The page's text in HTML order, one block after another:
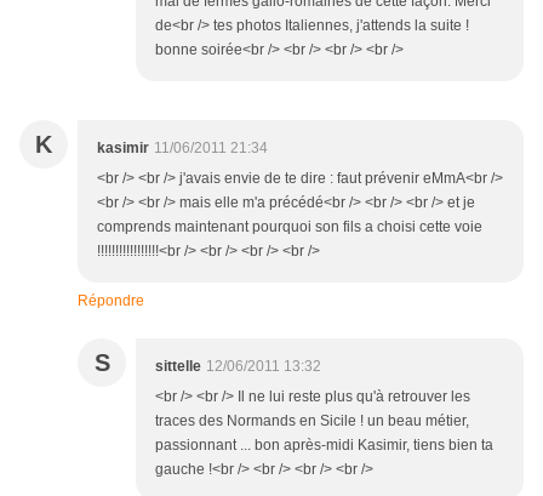
de<br /> tes photos Italiennes, j'attends la suite !
bonne soirée<br /> <br /> <br /> <br />
K kasimir 11/06/2011 21:34
<br /> <br /> j'avais envie de te dire : faut prévenir eMmA<br />
<br /> <br /> mais elle m'a précédé<br /> <br /> <br /> et je
comprends maintenant pourquoi son fils a choisi cette voie
!!!!!!!!!!!!!!!!!<br /> <br /> <br /> <br />
Répondre
S sittelle 12/06/2011 13:32
<br /> <br /> Il ne lui reste plus qu'à retrouver les
traces des Normands en Sicile ! un beau métier,
passionnant ... bon après-midi Kasimir, tiens bien ta
gauche !<br /> <br /> <br /> <br />